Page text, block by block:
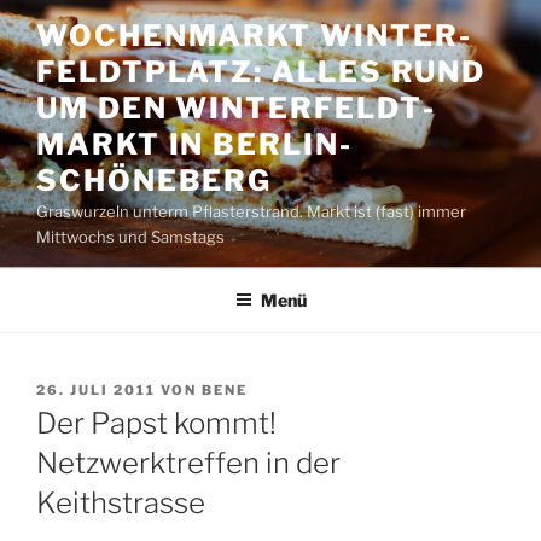
Zum
Inhalt
springen
WOCHENMARKT WINTER­
FELDT­PLATZ: ALLES RUND
UM DEN WINTER­FELDT­
MARKT IN BERLIN-
SCHÖNEBERG
Graswurzeln unterm Pflasterstrand. Markt ist (fast) immer
Mittwochs und Samstags
Menü
VERÖFFENTLICHT
AM
26. JULI 2011 VON BENE
Der Papst kommt!
Netzwerktreffen in der
Keithstrasse